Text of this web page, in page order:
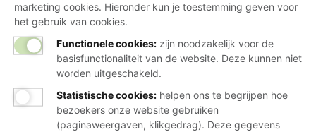
marketing cookies. Hieronder kun je toestemming geven voor
het gebruik van cookies.
Functionele cookies: zijn noodzakelijk voor de
basisfunctionaliteit van de website. Deze kunnen niet
worden uitgeschakeld.
Statistische cookies: helpen ons te begrijpen hoe
bezoekers onze website gebruiken
(paginaweergaven, klikgedrag). Deze gegevens